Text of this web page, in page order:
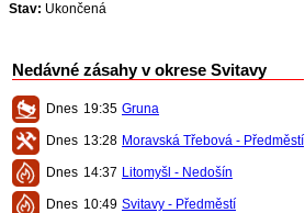
Stav: Ukončená
Nedávné zásahy v okrese Svitavy
Dnes 19:35 Gruna
Dnes 13:28 Moravská Třebová - Předměstí
Dnes 14:37 Litomyšl - Nedošín
Dnes 10:49 Svitavy - Předměstí